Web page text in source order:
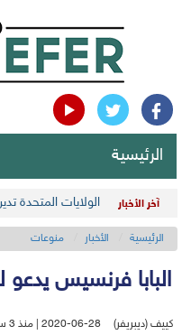
الرئيسية
آخر الأخبار الولايات المتحدة
الرئيسية الأخبار منوعات
البابا فرنسيس
كييف (ديبريفر) 2020-06-28 | منذ 3 سنة